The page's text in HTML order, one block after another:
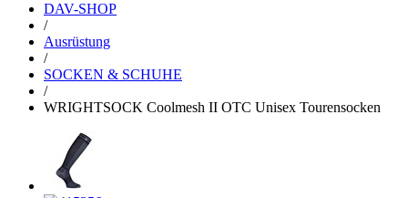
DAV-SHOP
/
Ausrüstung
/
SOCKEN & SCHUHE
/
WRIGHTSOCK Coolmesh II OTC Unisex Tourensocken